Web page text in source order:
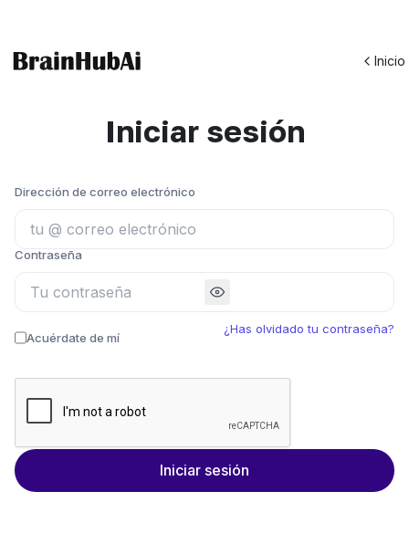
Inicio
Iniciar sesión
Dirección de correo electrónico
Contraseña
Acuérdate de mí
¿Has olvidado tu contraseña?
Iniciar sesión